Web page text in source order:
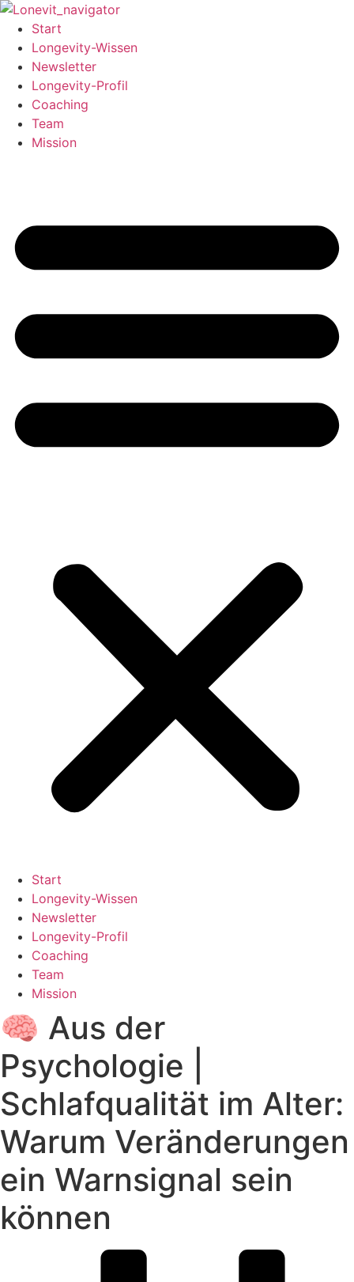
Zum
Inhalt
wechseln
Start
Longevity-Wissen
Newsletter
Longevity-Profil
Coaching
Team
Mission
Start
Longevity-Wissen
Newsletter
Longevity-Profil
Coaching
Team
Mission
🧠 Aus der
Psychologie |
Schlafqualität im Alter:
Warum Veränderungen
ein Warnsignal sein
können